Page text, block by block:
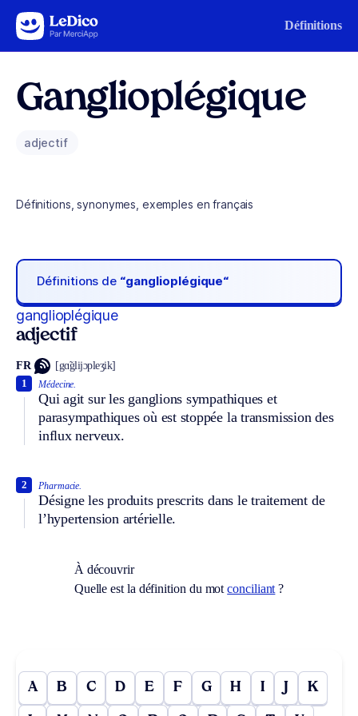
Aller au contenu Définitions
Ganglioplégique
adjectif
Définitions, synonymes, exemples en français
Définitions de “ganglioplégique“
ganglioplégique
adjectif
FR [gɑ̃glijɔpleʒik]
Médecine.
Qui agit sur les ganglions sympathiques et
parasympathiques où est stoppée la transmission des
influx nerveux.
1
Pharmacie.
Désigne les produits prescrits dans le traitement de
l’hypertension artérielle.
2
À découvrir
Quelle est la définition du motconciliant ?
A B C D E F G H I J K